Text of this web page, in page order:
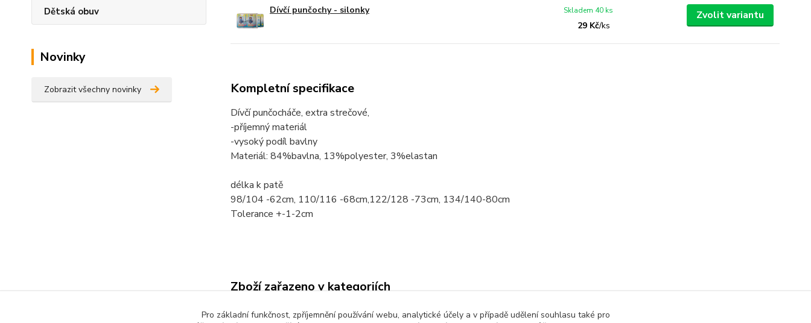
Dětská obuv
Novinky
Zobrazit všechny novinky
Dívčí punčochy - silonky
29 Kč/ks
Skladem 40 ks Zvolit variantu
Kompletní specifikace
Dívčí punčocháče, extra strečové,
-příjemný materiál
-vysoký podíl bavlny
Materiál: 84%bavlna, 13%polyester, 3%elastan
délka k patě
98/104 -62cm, 110/116 -68cm,122/128 -73cm, 134/140-80cm
Tolerance +-1-2cm
Zboží zařazeno v kategoriích
Dětské oblečení Punčocháče, silonky
Pro základní funkčnost, zpříjemnění používání webu, analytické účely a v případě udělení souhlasu také pro